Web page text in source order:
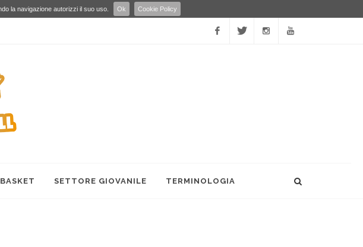
la navigazione autorizzi il suo uso. Ok Cookie Policy
SETTORE GIOVANILE TERMINOLOGIA